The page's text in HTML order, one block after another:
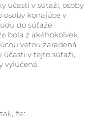
účasti v súťaži, osoby
osoby konajúce v
do súťaže
bola z akéhokoľvek
vetou zaradená
účasti v tejto súťaži,
vylúčená.
že: